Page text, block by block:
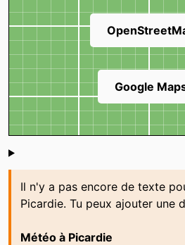
Google
Shoutbox
Il n'y a pas encore de texte
Picardie. Tu peux ajouter une
Météo à Picardie